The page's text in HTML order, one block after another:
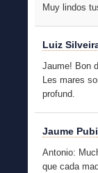
Muy lindos
Luiz
Jaume! Bon
Les mares
profund.
Jaume
Antonio:
que cada